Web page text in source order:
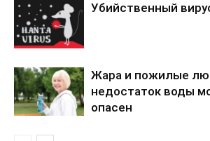
Убийственный
Жара и пожилые
недостаток воды
опасен